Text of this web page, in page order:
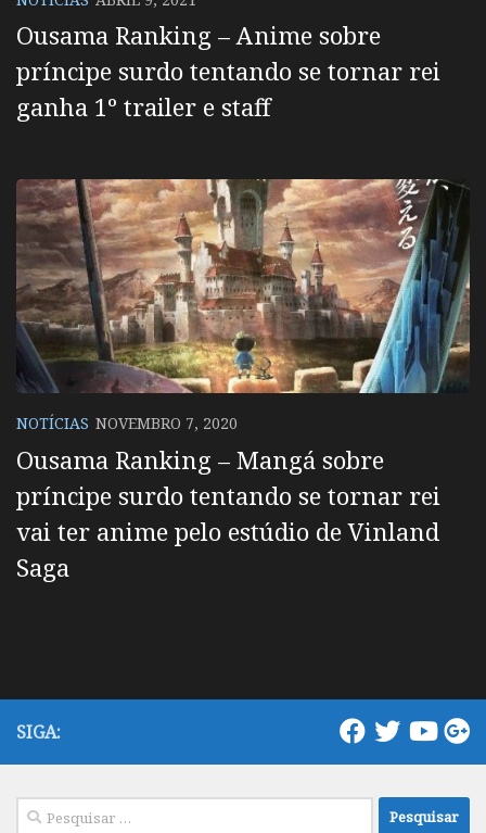
Ousama Ranking – Anime sobre
príncipe surdo tentando se tornar rei
ganha 1º trailer e staff
NOTÍCIAS NOVEMBRO 7, 2020
Ousama Ranking – Mangá sobre
príncipe surdo tentando se tornar rei
vai ter anime pelo estúdio de Vinland
Saga
SIGA:
Pesquisar